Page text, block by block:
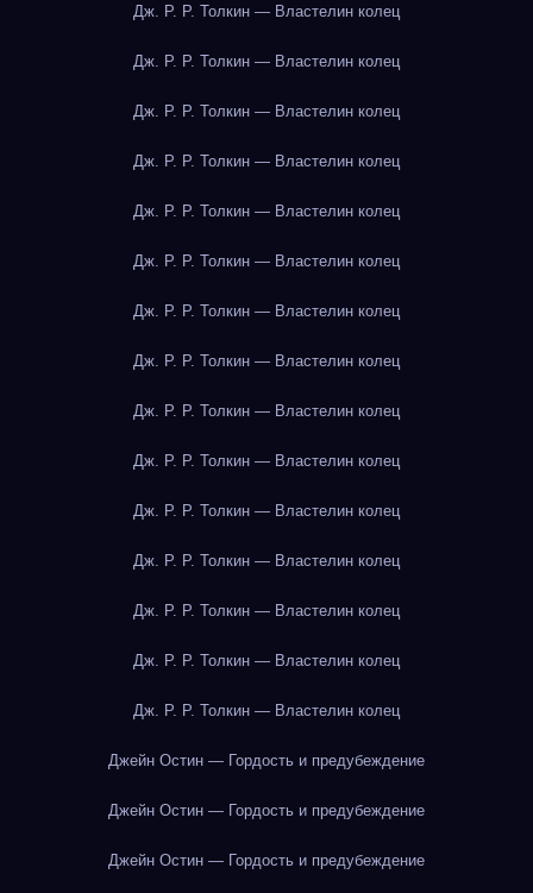
Дж. Р. Р. Толкин — Властелин колец
Дж. Р. Р. Толкин — Властелин колец
Дж. Р. Р. Толкин — Властелин колец
Дж. Р. Р. Толкин — Властелин колец
Дж. Р. Р. Толкин — Властелин колец
Дж. Р. Р. Толкин — Властелин колец
Дж. Р. Р. Толкин — Властелин колец
Дж. Р. Р. Толкин — Властелин колец
Дж. Р. Р. Толкин — Властелин колец
Дж. Р. Р. Толкин — Властелин колец
Дж. Р. Р. Толкин — Властелин колец
Дж. Р. Р. Толкин — Властелин колец
Дж. Р. Р. Толкин — Властелин колец
Дж. Р. Р. Толкин — Властелин колец
Дж. Р. Р. Толкин — Властелин колец
Джейн Остин — Гордость и предубеждение
Джейн Остин — Гордость и предубеждение
Джейн Остин — Гордость и предубеждение